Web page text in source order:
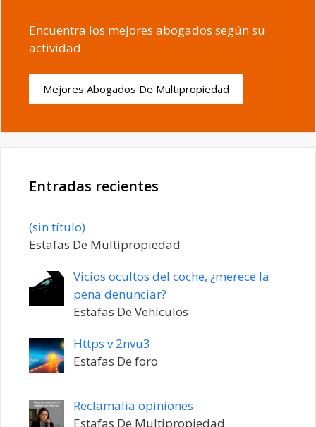
Encuentra los mejores abogados según su
actividad
Mejores Abogados De Multipropiedad
Entradas recientes
(sin título)Entrada
20198
Estafas De Multipropiedad
Vicios ocultos del coche, ¿merece la
pena denunciar?
Estafas De Vehículos
Https v 2nvu3
Estafas De foro
Reclamalia opiniones
Estafas De Multipropiedad